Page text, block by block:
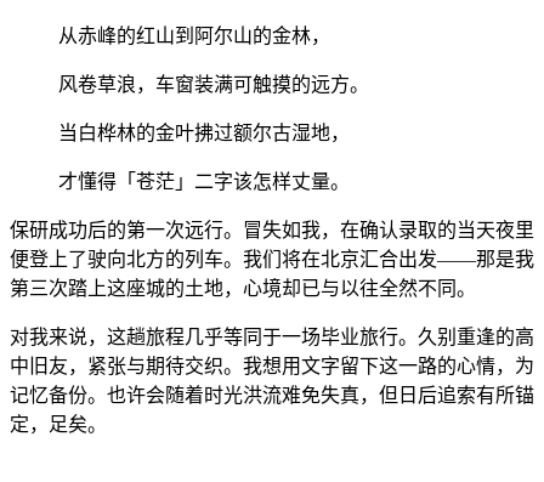
从赤峰的红山到阿尔山的金林，
风卷草浪，车窗装满可触摸的远方。
当白桦林的金叶拂过额尔古湿地，
才懂得「苍茫」二字该怎样丈量。
保研成功后的第一次远行。冒失如我，在确认录取的当天夜里
便登上了驶向北方的列车。我们将在北京汇合出发——那是我
第三次踏上这座城的土地，心境却已与以往全然不同。
对我来说，这趟旅程几乎等同于一场毕业旅行。久别重逢的高
中旧友，紧张与期待交织。我想用文字留下这一路的心情，为
记忆备份。也许会随着时光洪流难免失真，但日后追索有所锚
定，足矣。